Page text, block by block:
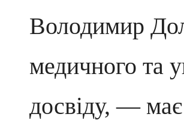
Володимир
медичного та
досвіду, — має